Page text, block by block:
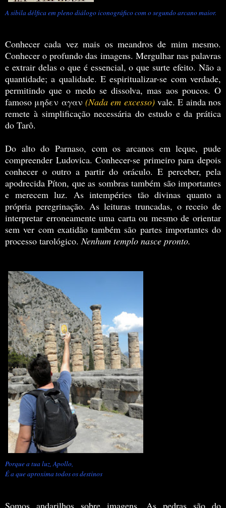
A sibila délfica em pleno diálogo iconográfico com o segundo arcano maior.
Conhecer cada vez mais os meandros de mim mesmo.
Conhecer o profundo das imagens. Mergulhar nas palavras
e extrair delas o que é essencial, o que surte efeito. Não a
quantidade; a qualidade. E espiritualizar-se com verdade,
permitindo que o medo se dissolva, mas aos poucos. O
famoso μηδεν αγαν (Nada em excesso)vale. E ainda nos
remete à simplificação necessária do estudo e da prática
do Tarô.
Do alto do Parnaso, com os arcanos em leque, pude
compreender Ludovica. Conhecer-se primeiro para depois
conhecer o outro a partir do oráculo. E perceber, pela
apodrecida Píton, que as sombras também são importantes
e merecem luz. As intempéries tão divinas quanto a
própria peregrinação. As leituras truncadas, o receio de
interpretar erroneamente uma carta ou mesmo de orientar
sem ver com exatidão também são partes importantes do
processo tarológico. Nenhum templo nasce pronto.
Porque a tua luz, Apollo,
É a que aproxima todos os destinos
Somos andarilhos sobre imagens. As pedras são do